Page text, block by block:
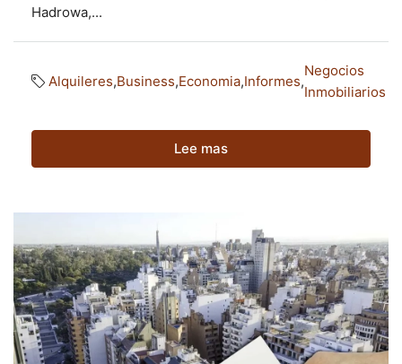
Hadrowa,...
Alquileres,Business,Economia,Informes,
Negocios
Inmobiliarios
Lee mas